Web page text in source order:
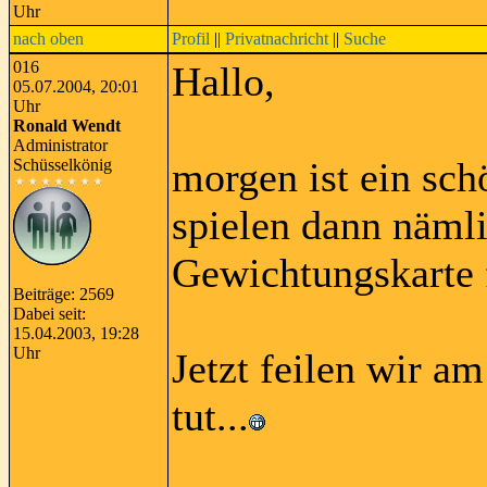
Uhr
nach oben
Profil || Privatnachricht || Suche
016
05.07.2004, 20:01
Uhr
Ronald Wendt
Administrator
Schüsselkönig
Beiträge: 2569
Dabei seit:
15.04.2003, 19:28
Uhr
Hallo,
morgen ist ein
spielen dann
Jetzt feilen wir
tut...